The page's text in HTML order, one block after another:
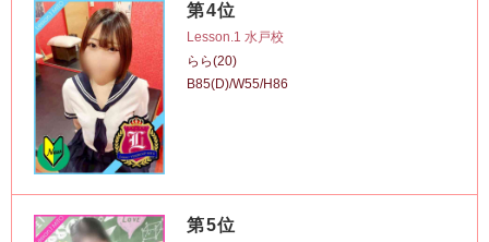
第4位
Lesson.1 水戸校
らら(20)
B85(D)/W55/H86
第5位